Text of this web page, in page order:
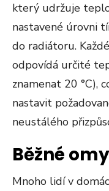
který udržuje
nastavené úrovni
do radiátoru.
odpovídá určité
znamenat 20 °C),
nastavit
neustálého
Běžné
Mnoho lidí v